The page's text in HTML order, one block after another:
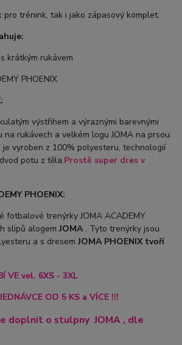
pro trénink, tak i jako zápasový komplet.
krátkým rukávem
PHOENIX
výstřihem a výraznými barevnými
rukávech a velkém logu JOMA na prsou.
je vyroben z 100% polyesteru, technologií
potu z těla.Prostě super dres v
PHOENIX:
fotbalové trenýrky JOMA ACADEMY
slipů alogem JOMA . Tyto trenýrky jsou
a s dresemJOMA PHOENIX tvoří
VE vel. 6XS - 3XL
OD 5 KS a VÍCE !!!
doplnit o stulpny JOMA , dle